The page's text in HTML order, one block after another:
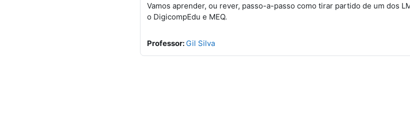
Vamos aprender, ou rever, passo-a-passo como tirar partido de um dos
o DigicompEdu e MEQ.
Professor: Gil Silva